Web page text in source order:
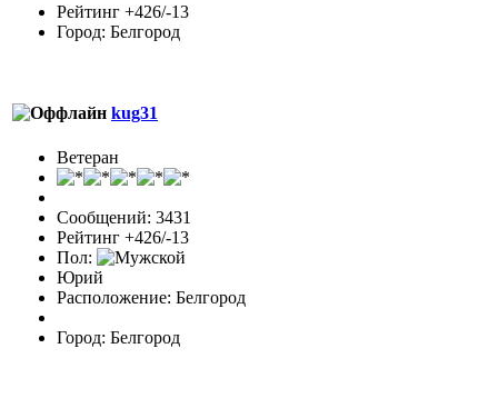
Рейтинг +426/-13
Город: Белгород
kug31
Ветеран
Сообщений: 3431
Рейтинг +426/-13
Пол:
Юрий
Расположение: Белгород
Город: Белгород